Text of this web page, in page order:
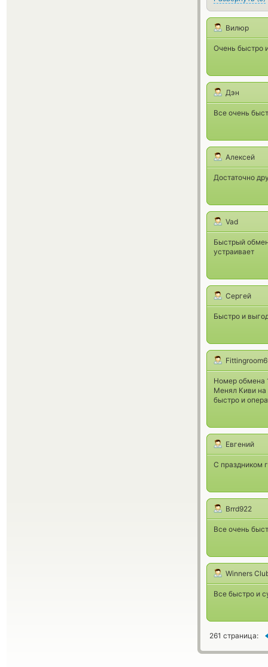
Вилюр
Очень быстро
Дэн
Все очень
Алексей
Достаточно
Vad
Быстрый
устраивает
Сергей
Быстро и
Номер обмена
Менял Киви на
быстро и
Евгений
С праздником
Brrd922
Все очень
Winners
Все быстро и
261 страница: